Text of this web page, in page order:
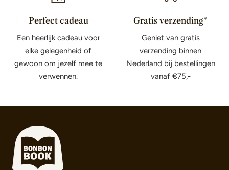
Perfect cadeau
Een heerlijk cadeau voor
elke gelegenheid of
gewoon om jezelf mee te
verwennen.
Gratis verzending*
Geniet van gratis
verzending binnen
Nederland bij bestellingen
vanaf €75,-